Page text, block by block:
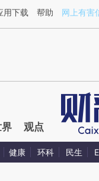
用下载 帮助 网上有害
观点
健康 环科 民生